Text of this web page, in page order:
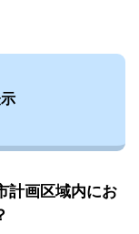
計画区域内にお